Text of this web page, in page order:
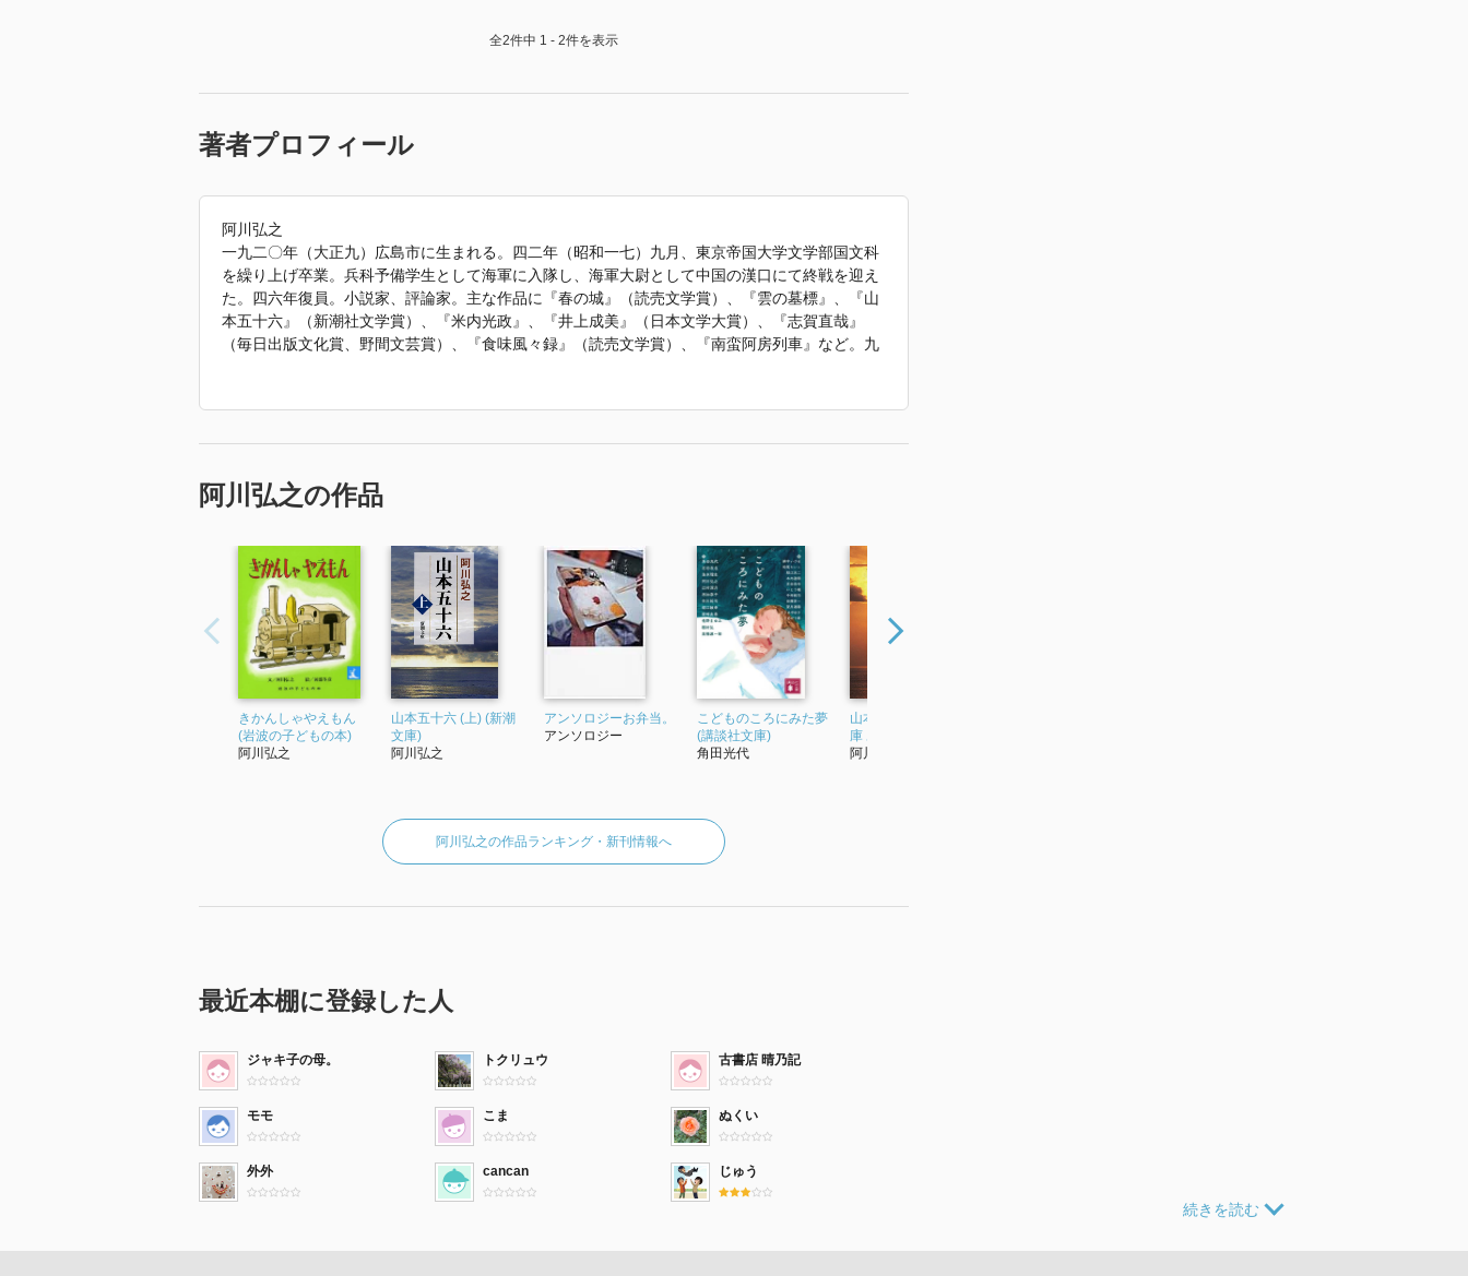
■五里霧中の我が文学論
■蘆花と軍歌
■私の八月十五日
■「新型爆弾」が焼いた蔵書
■娘の顔
■伝統の社風
■駅前のルオー旧居
■「白樺」の前にあった「白樺」
■志賀直哉の生活と芸術
* * *
■対談 良友・悪友・狐狸庵先生―阿川弘之 北杜夫 阿川佐和子
■あとがき―著者より読者へ―
■阿川弘之について思い出すこと 三浦朱門
短篇小説、随筆、座談会、対談など多彩な作品を収録した作品……旧仮名遣いで描かれて
いるので、最初は読み難いかと思いましたが、意外とすぐに慣れてましたね、、、
文壇仲間や親交のあった作家たちとの思い出話は文学史の裏話のようで興味深いですね
ー 吉行淳之介や遠藤周作、安岡章太郎をはじめ、阿部昭、宮脇俊三、北杜夫……同時代
阿川弘之の文章は、硬くて知的な印象がありますが、その中にもユーモアや皮肉が隠され
ているので、意外と愉しく読めました……そんな中で最も印象に残ったのは、地方都市で
『鮨』ですね、、、
に夕食の約束があることから、好物の太巻きの巻き寿司をひとつだけ食べて残りを持て余
す……これ以上食えず、持ち帰っても冷蔵庫で数日滞留して捨てられる運命にあるが、捨
クロさせながら読むことができました。
あとは、阿川弘之が自身のことを良く自覚していたんだなー と感じて興味深く読めた随
筆の『舷燈消して』ですね、、、
偏屈で頑固で心が歪んでいる とか、我儘な癇癪もちで、外で発散しかねる憤懣を家庭で
全2件中 1 - 2件を表示
著者プロフィール
阿川弘之
一九二〇年（大正九）広島市に生まれる。四二年（昭和一七）九月、東京帝国大学文学部国文科
を繰り上げ卒業。兵科予備学生として海軍に入隊し、海軍大尉として中国の漢口にて終戦を迎え
た。四六年復員。小説家、評論家。主な作品に『春の城』（読売文学賞）、『雲の墓標』、『山
本五十六』（新潮社文学賞）、『米内光政』、『井上成美』（日本文学大賞）、『志賀直哉』
（毎日出版文化賞、野間文芸賞）、『食味風々録』（読売文学賞）、『南蛮阿房列車』など。九
受賞。日本芸術院会員。二〇一五年（平成二七）没。
阿川弘之の作品
きかんしゃやえもん
(岩波の子どもの本)
阿川弘之
山本五十六 (上) (新潮
文庫)
阿川弘之
アンソロジーお弁当。
アンソロジー
こどものころにみた夢
(講談社文庫)
角田光代
山本五十六 下 (新潮文
庫 あ-3-4 新潮文庫)
阿川弘之
阿川弘之の作品ランキング・新刊情報へ
最近本棚に登録した人
ジャキ子の母。 トクリュウ 古書店 晴乃記
モモ こま ぬくい
外外 cancan じゅう